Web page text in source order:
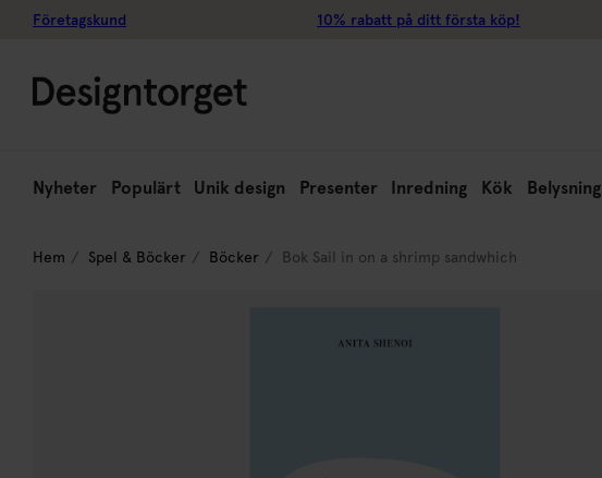
Företagskund 10% rabatt på ditt första köp!
Nyheter Populärt Unik design Presenter Inredning Kök Belysning
Hem Spel & Böcker Böcker Bok Sail in on a shrimp sandwhich